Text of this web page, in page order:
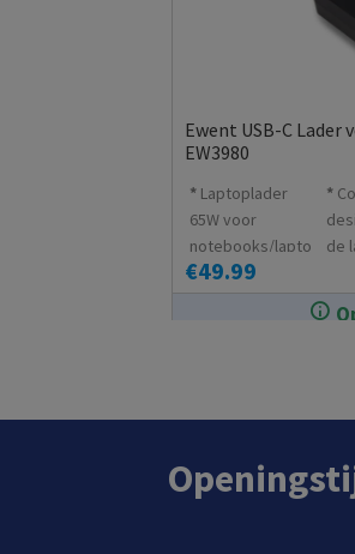
Ewent USB-C Lader
EW3980
€49.99
Laptoplader
65W voor
notebooks/lapto
ps met een USB
de
mee